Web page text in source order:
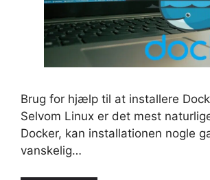
Brug for hjælp til at installere
Selvom Linux er det mest
Docker, kan installationen nogle
vanskelig…